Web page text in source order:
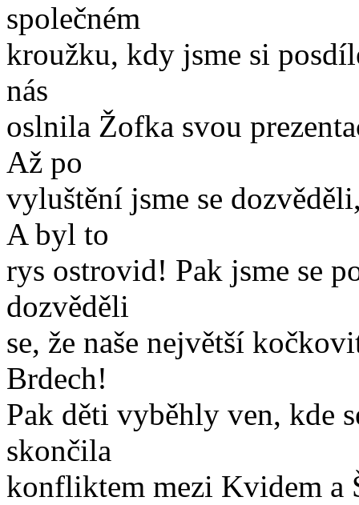
společném
kroužku, kdy jsme si
nás
oslnila Žofka svou
Až po
vyluštění jsme se
A byl to
rys ostrovid! Pak jsme se
dozvěděli
se, že naše největší
Brdech!
Pak děti vyběhly ven, kde
skončila
konfliktem mezi Kvidem a